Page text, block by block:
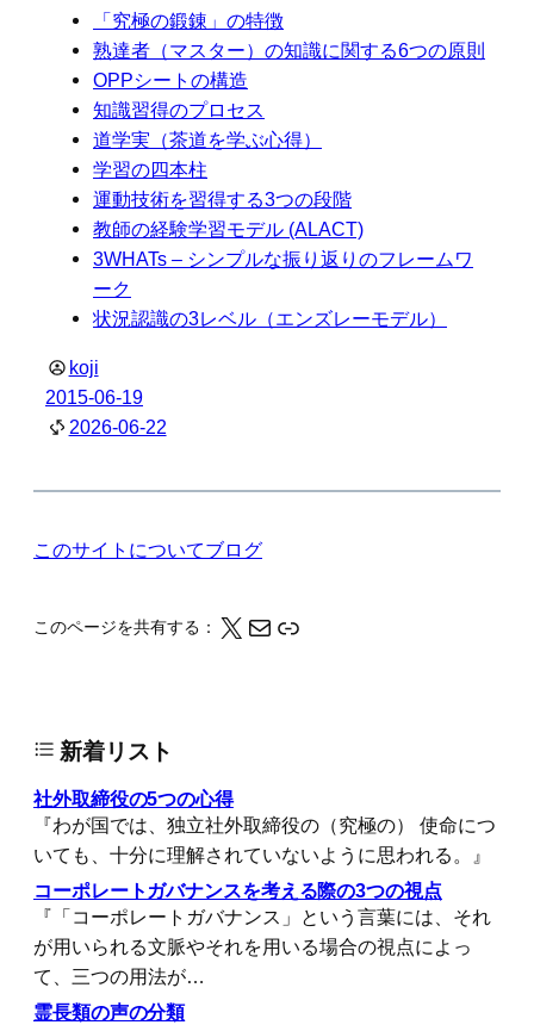
「究極の鍛錬」の特徴
熟達者（マスター）の知識に関する6つの原則
OPPシートの構造
知識習得のプロセス
道学実（茶道を学ぶ心得）
学習の四本柱
運動技術を習得する3つの段階
教師の経験学習モデル (ALACT)
3WHATs – シンプルな振り返りのフレームワ
ーク
状況認識の3レベル（エンズレーモデル）
koji
2015-06-19
2026-06-22
このサイトについてブログ
このページを共有する： X メール このページの情報をクリップボードにコピーする
新着リスト
社外取締役の5つの心得
『わが国では、独立社外取締役の（究極の） 使命につ
いても、十分に理解されていないように思われる。』
コーポレートガバナンスを考える際の3つの視点
『「コーポレートガバナンス」という言葉には、それ
が用いられる文脈やそれを用いる場合の視点によっ
て、三つの用法が…
霊長類の声の分類